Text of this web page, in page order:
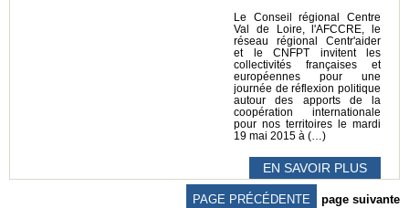
Le Conseil régional Centre
Val de Loire, l'AFCCRE, le
réseau régional Centr'aider
et le CNFPT invitent les
collectivités françaises et
européennes pour une
journée de réflexion politique
autour des apports de la
coopération internationale
pour nos territoires le mardi
19 mai 2015 à (…)
EN SAVOIR PLUS
PAGE PRÉCÉDENTE page suivante